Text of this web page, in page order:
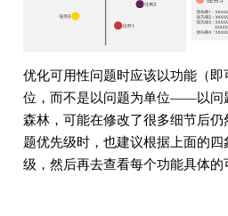
优化可用性问题时应该以功能（
位，而不是以问题为单位——以问
森林，可能在修改了很多细节后
题优先级时，也建议根据上面的
级，然后再去查看每个功能具体的